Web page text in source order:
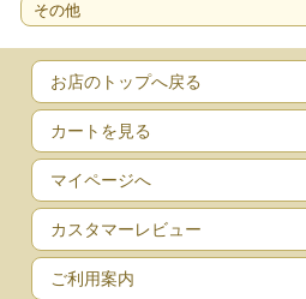
その他
お店のトップへ戻る
カートを見る
マイページへ
カスタマーレビュー
ご利用案内